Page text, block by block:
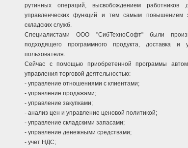
рутинных операций, высвобождением работников
управленческих функций и тем самым повышением
складских служб.
Специалистами ООО "СибТехноСофт" были
подходящего программного продукта, доставка
пользователя.
Сейчас с помощью приобретенной программы
управления торговой деятельностью:
- управление отношениями с клиентами;
- управление продажами;
- управление закупками;
- анализ цен и управление ценовой политикой;
- управление складскими запасами;
- управление денежными средствами;
- учет НДС;